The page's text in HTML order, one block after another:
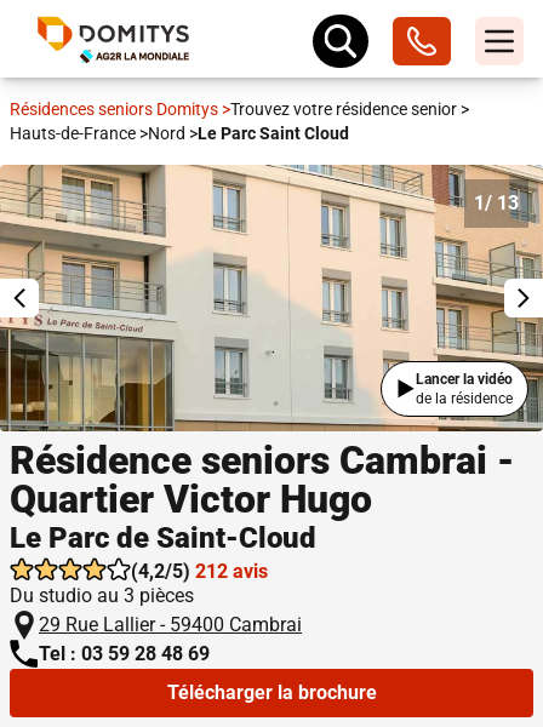
Résidences seniors Domitys >Trouvez votre résidence senior >
Hauts-de-France >Nord >Le Parc Saint Cloud
1/ 13
Lancer la vidéo
de la résidence
Résidence seniors Cambrai -
Quartier Victor Hugo
Le Parc de Saint-Cloud
(4,2/5) 212 avis
Du studio au 3 pièces
29 Rue Lallier - 59400 Cambrai
Tel : 03 59 28 48 69
Télécharger la brochure